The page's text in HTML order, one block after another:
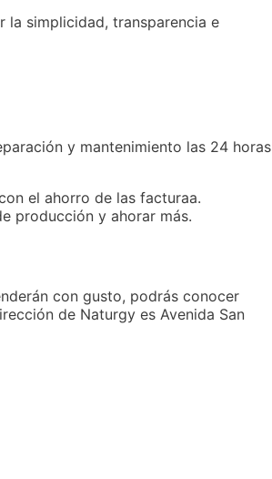
la simplicidad, transparencia e
y mantenimiento las 24 horas
el ahorro de las facturaa.
producción y ahorar más.
con gusto, podrás conocer
de Naturgy es Avenida San